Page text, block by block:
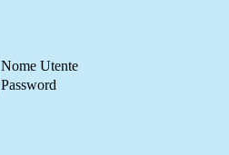
Nome Utente
Password